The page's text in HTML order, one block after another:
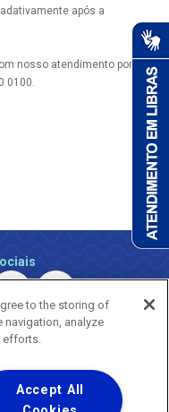
após a
nosso atendimento por
0100.
os Direitos Reservados.
to the storing of
navigation, analyze
efforts.
Accept All